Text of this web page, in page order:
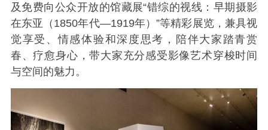
及免费向公众开放的馆藏展“错综的视线：早期摄影
在东亚（1850年代—1919年）”等精彩展览，兼具视
觉享受、情感体验和深度思考，陪伴大家踏青赏
春、疗愈身心，带大家充分感受影像艺术穿梭时间
与空间的魅力。